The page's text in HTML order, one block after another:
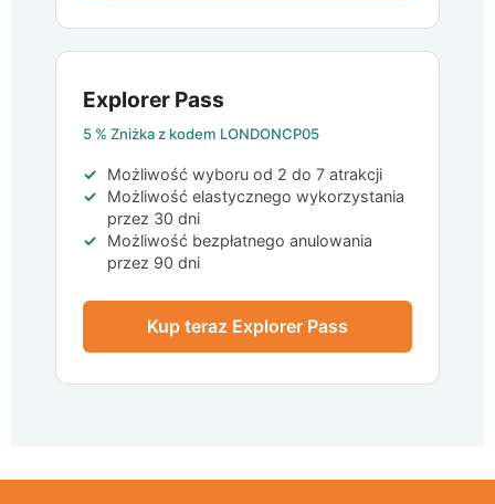
Explorer Pass
5 % Zniżka z kodem LONDONCP05
Możliwość wyboru od 2 do 7 atrakcji
Możliwość elastycznego wykorzystania
przez 30 dni
Możliwość bezpłatnego anulowania
przez 90 dni
Kup teraz Explorer Pass